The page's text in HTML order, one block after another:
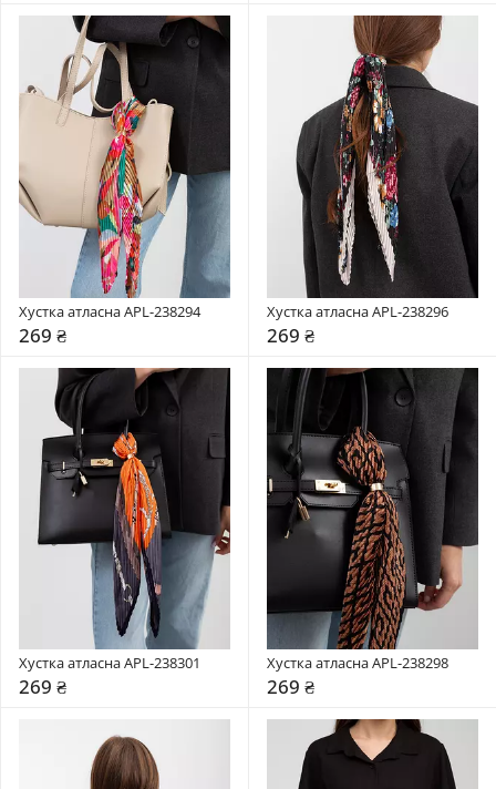
Хустка атласна APL-238294
269 ₴
Хустка атласна APL-238296
269 ₴
Хустка атласна APL-238301
269 ₴
Хустка атласна APL-238298
269 ₴